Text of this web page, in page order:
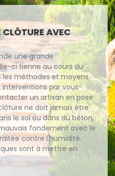
CLÔTURE AVEC
une grande
ci tienne au cours du
les méthodes et moyens
interventions par vous-
un artisan en pose
ne doit jamais être
le sol ou dans du béton,
fondement avec le
contre l'humidité.
sont à mettre en